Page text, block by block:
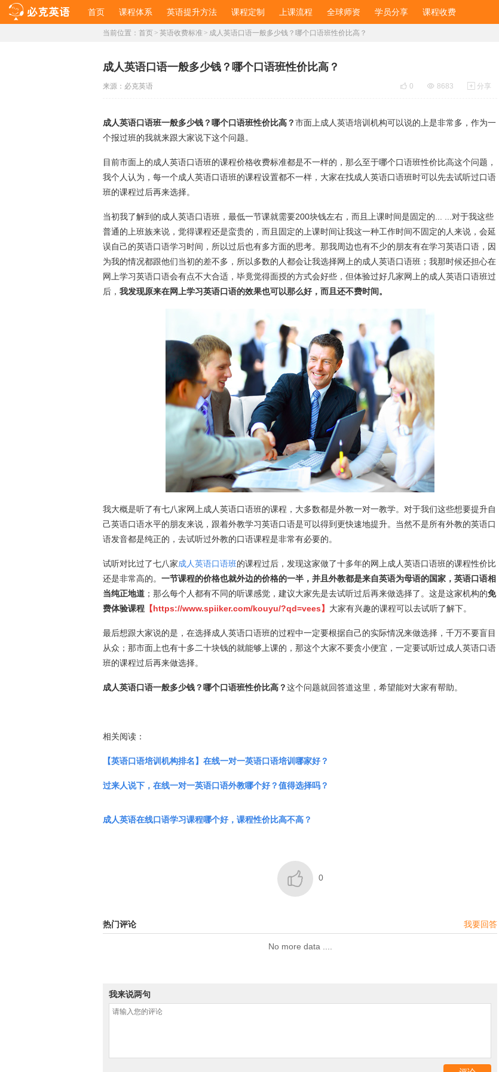
首页 课程体系 英语提升方法 课程定制 上课流程 全球师资 学员分享 课程收费
当前位置： 首页 > 英语收费标准 > 成人英语口语一般多少钱？哪个口语班性价比高？
成人英语口语一般多少钱？哪个口语班性价比高？
 0  8683  分享
来源： 必克英语
成人英语口语班一般多少钱？哪个口语班性价比高？市面上成人英语培训机构可以说的上是非常多，作为一
个报过班的我就来跟大家说下这个问题。
目前市面上的成人英语口语班的课程价格收费标准都是不一样的，那么至于哪个口语班性价比高这个问题，
我个人认为，每一个成人英语口语班的课程设置都不一样，大家在找成人英语口语班时可以先去试听过口语
班的课程过后再来选择。
当初我了解到的成人英语口语班，最低一节课就需要200块钱左右，而且上课时间是固定的... ...对于我这些
普通的上班族来说，觉得课程还是蛮贵的，而且固定的上课时间让我这一种工作时间不固定的人来说，会延
误自己的英语口语学习时间，所以过后也有多方面的思考。那我周边也有不少的朋友有在学习英语口语，因
为我的情况都跟他们当初的差不多，所以多数的人都会让我选择网上的成人英语口语班；我那时候还担心在
网上学习英语口语会有点不大合适，毕竟觉得面授的方式会好些，但体验过好几家网上的成人英语口语班过
后， 我发现原来在网上学习英语口语的效果也可以那么好，而且还不费时间。
我大概是听了有七八家网上成人英语口语班的课程，大多数都是外教一对一教学。对于我们这些想要提升自
己英语口语水平的朋友来说，跟着外教学习英语口语是可以得到更快速地提升。当然不是所有外教的英语口
语发音都是纯正的，去试听过外教的口语课程是非常有必要的。
试听对比过了七八家成人英语口语班的课程过后，发现这家做了十多年的网上成人英语口语班的课程性价比
还是非常高的。 一节课程的价格也就外边的价格的一半，并且外教都是来自英语为母语的国家，英语口语相
当纯正地道 ；那么每个人都有不同的听课感觉，建议大家先是去试听过后再来做选择了。这是这家机构的免
费体验课程 【https://www.spiiker.com/kouyu/?qd=vees】 大家有兴趣的课程可以去试听了解下。
最后想跟大家说的是，在选择成人英语口语班的过程中一定要根据自己的实际情况来做选择，千万不要盲目
从众；那市面上也有十多二十块钱的就能够上课的，那这个大家不要贪小便宜，一定要试听过成人英语口语
班的课程过后再来做选择。
成人英语口语一般多少钱？哪个口语班性价比高？这个问题就回答道这里，希望能对大家有帮助。
相关阅读：
【英语口语培训机构排名】在线一对一英语口语培训哪家好？
过来人说下，在线一对一英语口语外教哪个好？值得选择吗？
成人英语在线口语学习课程哪个好，课程性价比高不高？
 0
我要回答
热门评论
No more data ....
我来说两句